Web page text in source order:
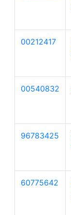
00212417
00540832
96783425
60775642